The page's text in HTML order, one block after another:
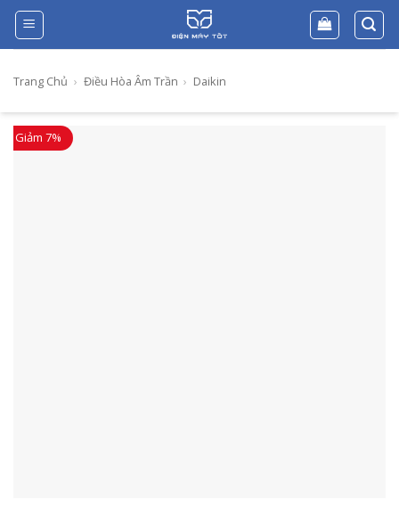
Skip
content
Trang Chủ › Điều Hòa Âm Trần › Daikin
Giảm 7%